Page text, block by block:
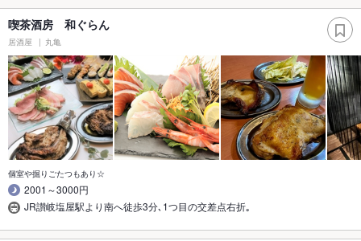
喫茶酒房 和ぐらん
居酒屋 丸亀
個室や掘りごたつもあり☆
2001～3000円
JR讃岐塩屋駅より南へ徒歩3分､1つ目の交差点右折｡